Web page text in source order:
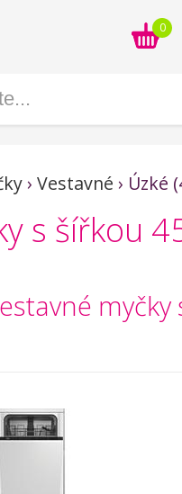
0
› Vestavné › Úzké
s šířkou
myčky